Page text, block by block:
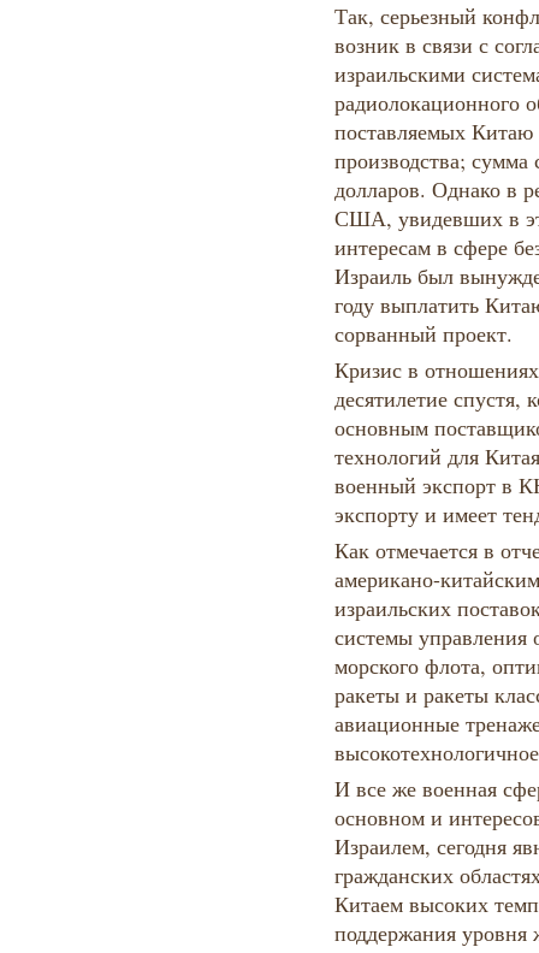
Так, серьезный
возник в связи с
израильскими
радиолокационного
поставляемых Китаю
производства;
долларов. Однако в
США, увидевших в
интересам в сфере
Израиль был
году выплатить
сорванный проект.
Кризис в
десятилетие спустя,
основным
технологий для
военный экспорт в
экспорту и имеет
Как отмечается в
американо-
израильских
системы управления
морского флота,
ракеты и ракеты
авиационные
И все же военная
основном и
Израилем, сегодня
гражданских
Китаем высоких
поддержания